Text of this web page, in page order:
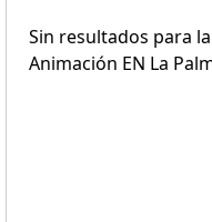
Sin resultados para
Animación EN La